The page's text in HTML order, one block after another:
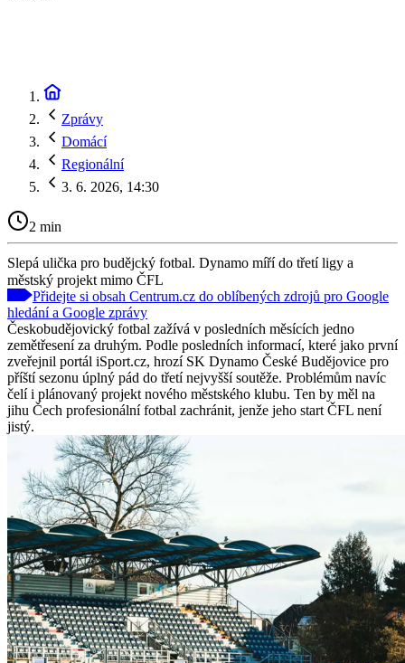
Zprávy
Domácí
Regionální
3. 6. 2026, 14:30
2 min
Slepá ulička pro budějcký fotbal. Dynamo míří do třetí ligy a
městský projekt mimo ČFL
Přidejte si obsah Centrum.cz do oblíbených zdrojů pro Google
hledání a Google zprávy
Českobudějovický fotbal zažívá v posledních měsících jedno
zemětřesení za druhým. Podle posledních informací, které jako první
zveřejnil portál iSport.cz, hrozí SK Dynamo České Budějovice pro
příští sezonu úplný pád do třetí nejvyšší soutěže. Problémům navíc
čelí i plánovaný projekt nového městského klubu. Ten by měl na
jihu Čech profesionální fotbal zachránit, jenže jeho start ČFL není
jistý.